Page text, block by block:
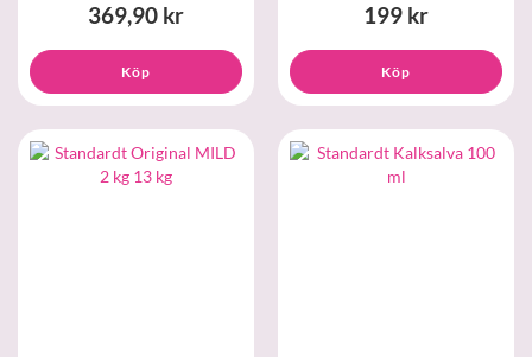
369,90 kr
Köp
199 kr
Köp